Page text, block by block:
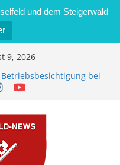
und dem Steigerwald
9, 2026
bei
GmbH
schnell unter
Online-Anmeldung für
von 600 Euro